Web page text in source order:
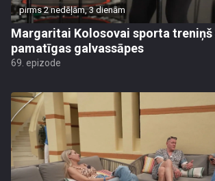
pirms 2 nedēļām, 3 dienām
Margaritai Kolosovai sporta treniņš
pamatīgas galvassāpes
69. epizode